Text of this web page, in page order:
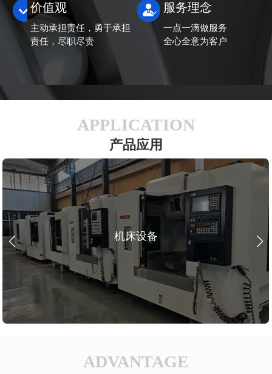
价值观
主动承担责任，勇于承担
责任，尽职尽责
服务理念
一点一滴做服务
全心全意为客户
APPLICATION
产品应用
机床设备
ADVANTAGE